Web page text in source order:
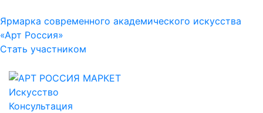
Ярмарка современного академического искусства
«Арт Россия»
Стать участником
Искусство
Консультация